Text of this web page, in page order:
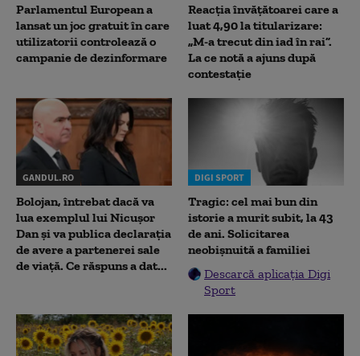
Parlamentul European a
lansat un joc gratuit în care
utilizatorii controlează o
campanie de dezinformare
Reacția învățătoarei care a
luat 4,90 la titularizare:
„M-a trecut din iad în rai”.
La ce notă a ajuns după
contestație
GANDUL.RO
Bolojan, întrebat dacă va
lua exemplul lui Nicușor
Dan și va publica declarația
de avere a partenerei sale
de viață. Ce răspuns a dat...
DIGI SPORT
Tragic: cel mai bun din
istorie a murit subit, la 43
de ani. Solicitarea
neobișnuită a familiei
Descarcă aplicația Digi
Sport